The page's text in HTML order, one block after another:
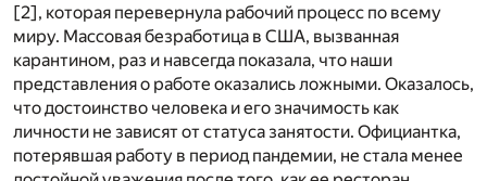
[2], которая перевернула рабочий процесс по всему
миру. Массовая безработица в США, вызванная
карантином, раз и навсегда показала, что наши
представления о работе оказались ложными. Оказалось,
что достоинство человека и его значимость как
личности не зависят от статуса занятости. Официантка,
потерявшая работу в период пандемии, не стала менее